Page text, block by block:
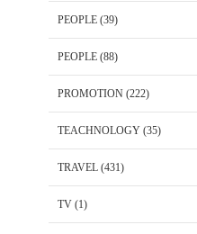
PEOPLE (39)
PEOPLE (88)
PROMOTION (222)
TEACHNOLOGY (35)
TRAVEL (431)
TV (1)